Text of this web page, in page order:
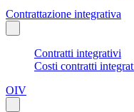
Contrattazione integrativa
Contratti integrativi
Costi contratti
OIV